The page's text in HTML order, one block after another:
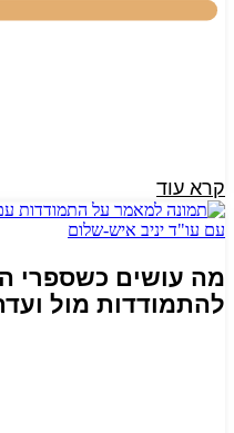
קרא עוד
מה עושים כשספרי
להתמודדות מול